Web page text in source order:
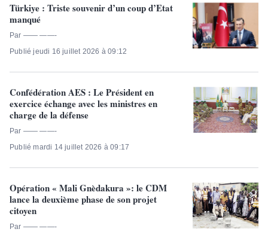
Türkiye : Triste souvenir d’un coup d’Etat
manqué
Par —— ——-
Publié jeudi 16 juillet 2026 à 09:12
Confédération AES : Le Président en
exercice échange avec les ministres en
charge de la défense
Par —— ——-
Publié mardi 14 juillet 2026 à 09:17
Opération « Mali Gnèdakura »: le CDM
lance la deuxième phase de son projet
citoyen
Par —— ——-